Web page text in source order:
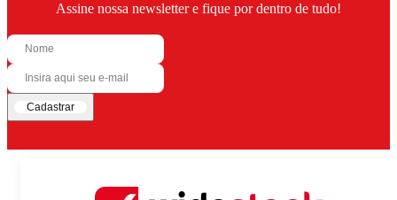
Assine nossa newsletter e fique por dentro de tudo!
Cadastrar